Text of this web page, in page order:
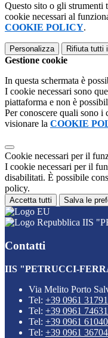
Questo sito o gli strumenti
cookie necessari al
COOKIE POLICY.
Personalizza Rifiuta tutti
Gestione cookie
In questa schermata è
I cookie necessari sono
piattaforma e non è
Per conoscere quali sono i
visionare la COOKIE
Cookie necessari per il
I cookie necessari per il
disabilitati. È possibile
policy.
Accetta tutti Salva le
IIS
Contatti
IIS "PETRUCCI-
Via Melito Porto
Tel: +39 0961 31791
Tel: +39 0961
Tel: +39 0961
Tel: +39 0961